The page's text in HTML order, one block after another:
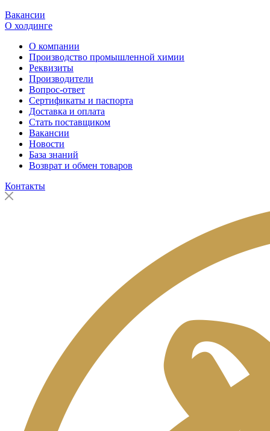
Вакансии
О холдинге
О компании
Производство промышленной химии
Реквизиты
Производители
Вопрос-ответ
Сертификаты и паспорта
Доставка и оплата
Стать поставщиком
Вакансии
Новости
База знаний
Возврат и обмен товаров
Контакты